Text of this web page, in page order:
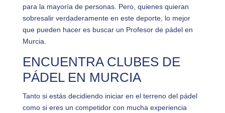
para la mayoría de personas. Pero, quienes quieran
sobresalir verdaderamente en este deporte, lo mejor
que pueden hacer es buscar un Profesor de pádel en
Murcia.
ENCUENTRA CLUBES DE
PÁDEL EN MURCIA
Tanto si estás decidiendo iniciar en el terreno del pádel
como si eres un competidor con mucha experiencia